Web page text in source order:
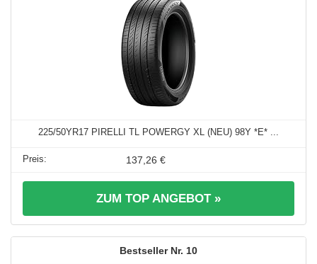
225/50YR17 PIRELLI TL POWERGY XL (NEU) 98Y *E* ...
137,26 €
ZUM TOP ANGEBOT »
10